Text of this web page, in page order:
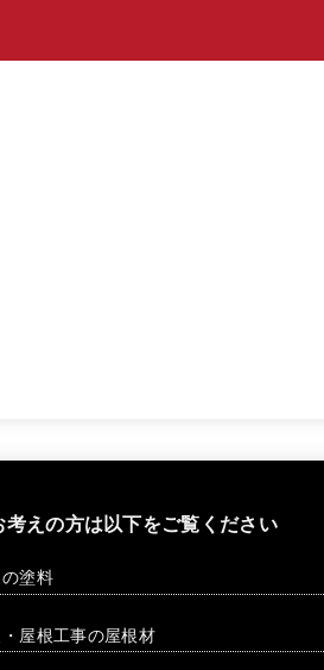
考えの方は以下をご覧ください
塗料
屋根工事の屋根材